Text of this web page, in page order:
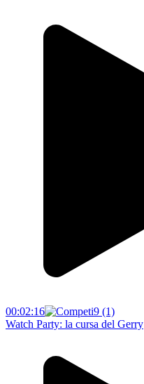
00:02:16
Watch Party: la cursa del Gerry